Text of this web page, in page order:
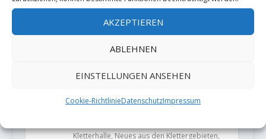
AKZEPTIEREN
ABLEHNEN
EINSTELLUNGEN ANSEHEN
Cookie-RichtlinieDatenschutzImpressum
wegen ihrer Kühnheit aus der
Fassung bringen. Mit nunmehr
Quo vadis „Freiklettern“?
Kletterhalle,Neues aus den Klettergebieten,